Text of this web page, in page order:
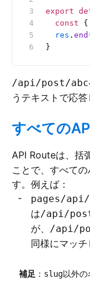
export
  const
{
  res
. end
}
/api/post/abc
うテキストで応答
すべての
API Routeは、括
ことで、すべて
す。例えば：
pages/
は/api/
が、 /api/
同様にマッチ
補足 ： slug以外の